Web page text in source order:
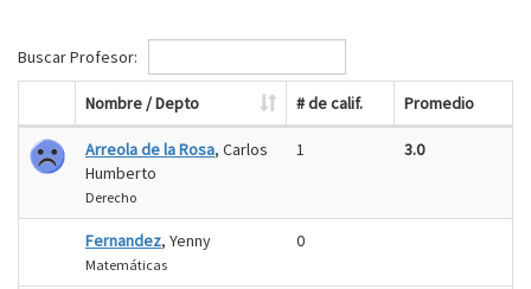
Buscar Profesor:
Nombre / Depto # de calif. Promedio
Arreola de la Rosa, Carlos
Humberto
Derecho
1 3.0
Fernandez, Yenny
Matemáticas
0